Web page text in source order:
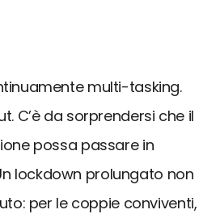
multi-tasking.
C’è da sorprendersi che il
possa passare in
lockdown prolungato non
per le coppie conviventi,